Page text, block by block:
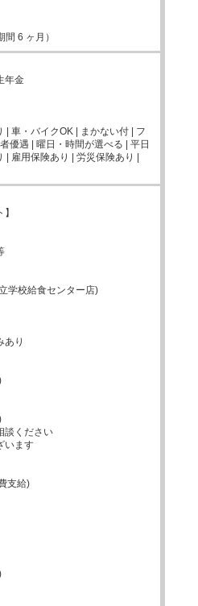
6 ヶ月）
年金
| 車・バイクOK | まかない付 | フ
優遇 | 曜日・時間が選べる | 平日
| 雇用保険あり | 労災保険あり |
学校給食センター店)
あり
談ください
います
支給)